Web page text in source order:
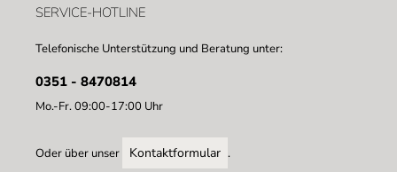
SERVICE-HOTLINE
Telefonische Unterstützung und Beratung unter:
0351 - 8470814
Mo.-Fr. 09:00-17:00 Uhr
Oder über unser Kontaktformular .